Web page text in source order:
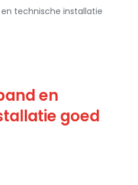
technische installatie
en
goed